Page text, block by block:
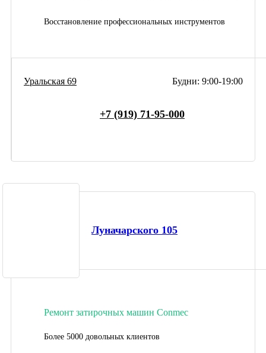
Восстановление профессиональных инструментов
Будни: 9:00-19:00
Уральская 69
+7 (919) 71-95-000
Луначарского 105
Ремонт затирочных машин Conmec
Более 5000 довольных клиентов